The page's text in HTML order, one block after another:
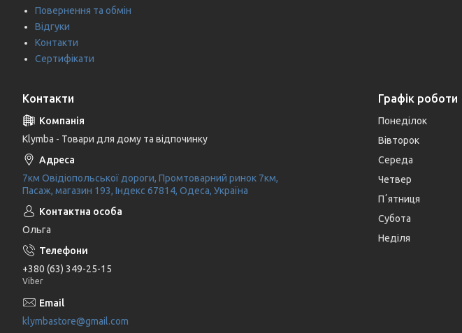
Повернення та обмін
Відгуки
Контакти
Сертифікати
Контакти
Klymba - Товари для дому та відпочинку
7км Овідіопольської дороги, Промтоварний ринок 7км,
Пасаж, магазин 193, Індекс 67814, Одеса, Україна
Ольга
+380 (63) 349-25-15
Viber
klymbastore@gmail.com
Графік роботи
Понеділок
Вівторок
Середа
Четвер
Пʼятниця
Субота
Неділя